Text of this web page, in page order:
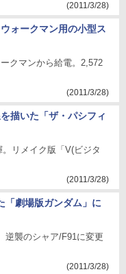
(2011/3/28)
ォークマン用の小型ス
クマンから給電。2,572
(2011/3/28)
描いた「ザ・パシフィ
リメイク版「V(ビジタ
(2011/3/28)
劇場版ガンダム」に
逆襲のシャア/F91に変更
(2011/3/28)